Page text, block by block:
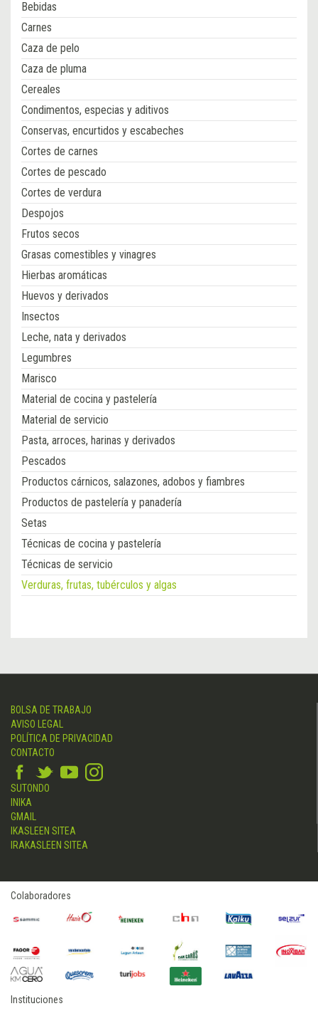
Bebidas
Carnes
Caza de pelo
Caza de pluma
Cereales
Condimentos, especias y aditivos
Conservas, encurtidos y escabeches
Cortes de carnes
Cortes de pescado
Cortes de verdura
Despojos
Frutos secos
Grasas comestibles y vinagres
Hierbas aromáticas
Huevos y derivados
Insectos
Leche, nata y derivados
Legumbres
Marisco
Material de cocina y pastelería
Material de servicio
Pasta, arroces, harinas y derivados
Pescados
Productos cárnicos, salazones, adobos y fiambres
Productos de pastelería y panadería
Setas
Técnicas de cocina y pastelería
Técnicas de servicio
Verduras, frutas, tubérculos y algas
BOLSA DE TRABAJO
AVISO LEGAL
POLÍTICA DE PRIVACIDAD
CONTACTO
SUTONDO
INIKA
GMAIL
IKASLEEN SITEA
IRAKASLEEN SITEA
Colaboradores
Instituciones